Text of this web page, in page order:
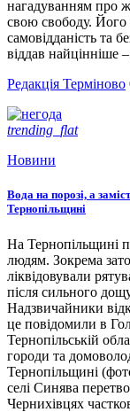
нагадуванням про
свою свободу. Його
самовідданість та
віддав найцінніше
Редакція Терміново
trending_flat
Новини
Вода на порозі, а
Тернопільщині
На Тернопільщині
людям. Зокрема
ліквідовували
після сильного
Надзвичайники
це повідомили в
Тернопільській
городи та
Тернопільщині
селі Синява
Чернихівцях